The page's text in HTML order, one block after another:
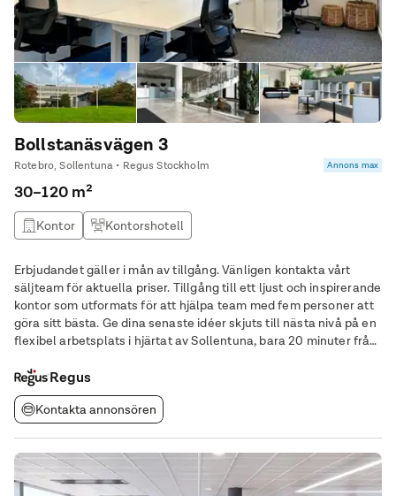
Bollstanäsvägen 3
Rotebro, Sollentuna • Regus Stockholm Annons max
30–120 m²
Kontor Kontorshotell
Erbjudandet gäller i mån av tillgång. Vänligen kontakta vårt
säljteam för aktuella priser. Tillgång till ett ljust och inspirerande
kontor som utformats för att hjälpa team med fem personer att
göra sitt bästa. Ge dina senaste idéer skjuts till nästa nivå på en
flexibel arbetsplats i hjärtat av Sollentuna, bara 20 minuter från
ditt
Regus
Kontakta annonsören